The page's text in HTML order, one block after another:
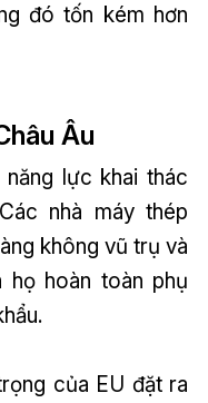
đó tốn kém hơn
Âu
lực khai thác
nhà máy thép
không vũ trụ và
họ hoàn toàn phụ
của EU đặt ra